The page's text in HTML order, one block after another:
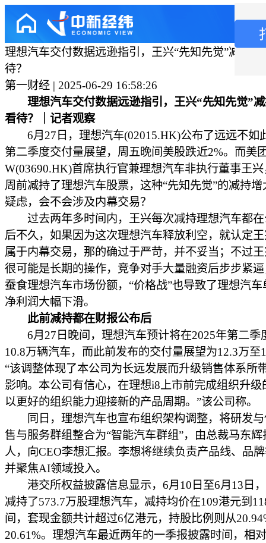
理想汽车交付数据远逊指引，王兴“先知先觉”减持该
待？
第一财经 | 2025-06-29 16:58:26
理想汽车交付数据远逊指引，王兴“先知先觉”
看待？｜记者观察
6月27日，理想汽车(02015.HK)公布了远远不如
第二季度交付量展望，周五晚间美股跌近2%。而美
W(03690.HK)首席执行官兼理想汽车非执行董事王
周前减持了理想汽车股票，这种“先知先觉”的减持增
疑虑，会不会涉及内幕交易？
过去两年多时间内，王兴每次减持理想汽车都在
后不久，如果因为这次理想汽车释放利空，就认定
属于内幕交易，那的确过于严苛，并不妥当；不过
很可能是长期的操作，竞争对手大量融资后步步紧
蚕食理想汽车市场份额，“价格战”也导致了理想汽车
净利润大幅下滑。
此前减持都在财报公布后
6月27日晚间，理想汽车预计将在2025年第二季
10.8万辆汽车，而此前发布的交付量展望为12.3万至
“该调整体现了本公司为长远发展而升级销售体系所
影响。本公司有信心，在理想i8上市前完成组织升级
以更好的组织能力迎接新的产品周期。”该公司称。
同日，理想汽车也宣布组织架构调整，将研发与
售与服务群组整合为“智能汽车群组”，由总裁马东辉
人，向CEO李想汇报。李想将继续负责产品线、品
并聚焦AI领域投入。
港交所权益披露信息显示，6月10日至6月13日
减持了573.7万股理想汽车，减持均价在109港元到
间，套现金额共计超过6亿港元，持股比例则从
20.61%。理想汽车最近两年的一季报披露时间，相